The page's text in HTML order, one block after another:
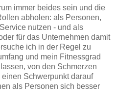
immer beides sein und die
abholen: als Personen,
nutzen - und als
für das Unternehmen damit
ich in der Regel zu
und mein Fitnessgrad
von den Schmerzen
Schwerpunkt darauf
als Personen sich besser